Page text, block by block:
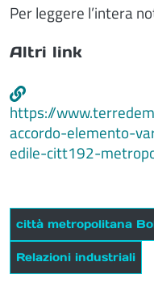
Per leggere l’intera
Altri link
https://
accordo-elemento-
edile-citt192-
città metropolitana
Relazioni industriali